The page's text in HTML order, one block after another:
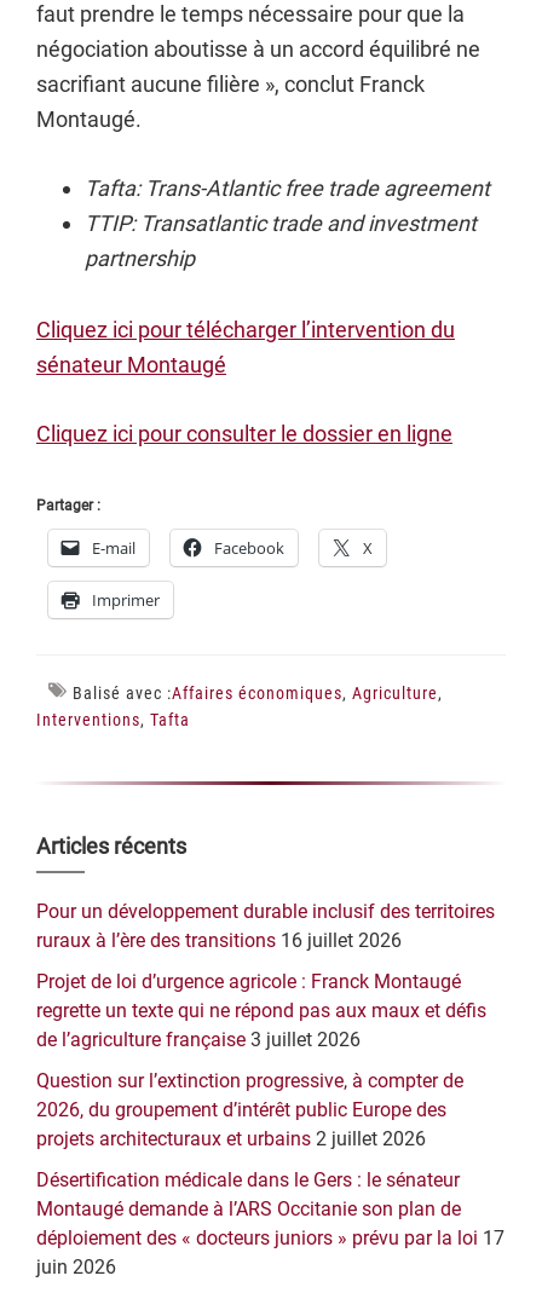
faut prendre le temps nécessaire pour que la
négociation aboutisse à un accord équilibré ne
sacrifiant aucune filière », conclut Franck
Montaugé.
Tafta: Trans-Atlantic free trade agreement
TTIP: Transatlantic trade and investment
partnership
Cliquez ici pour télécharger l’intervention du
sénateur Montaugé
Cliquez ici pour consulter le dossier en ligne
Partager :
E-mail Facebook X
Imprimer
Balisé avec :Affaires économiques, Agriculture,
Interventions, Tafta
Barre
latérale
principale
Articles récents
Pour un développement durable inclusif des territoires
ruraux à l’ère des transitions 16 juillet 2026
Projet de loi d’urgence agricole : Franck Montaugé
regrette un texte qui ne répond pas aux maux et défis
de l’agriculture française 3 juillet 2026
Question sur l’extinction progressive, à compter de
2026, du groupement d’intérêt public Europe des
projets architecturaux et urbains 2 juillet 2026
Désertification médicale dans le Gers : le sénateur
Montaugé demande à l’ARS Occitanie son plan de
déploiement des « docteurs juniors » prévu par la loi 17
juin 2026